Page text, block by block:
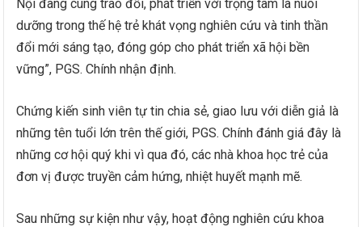
Nội đang cùng trao đổi, phát triển với trọng tâm là nuôi
dưỡng trong thế hệ trẻ khát vọng nghiên cứu và tinh thần
đổi mới sáng tạo, đóng góp cho phát triển xã hội bền
vững”, PGS. Chính nhận định.
Chứng kiến sinh viên tự tin chia sẻ, giao lưu với diễn giả là
những tên tuổi lớn trên thế giới, PGS. Chính đánh giá đây là
những cơ hội quý khi vì qua đó, các nhà khoa học trẻ của
đơn vị được truyền cảm hứng, nhiệt huyết mạnh mẽ.
Sau những sự kiện như vậy, hoạt động nghiên cứu khoa